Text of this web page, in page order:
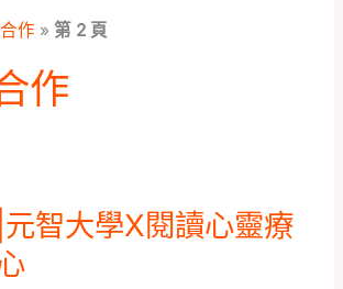
作 » 第 2 頁
作
智大學X閱讀心靈療